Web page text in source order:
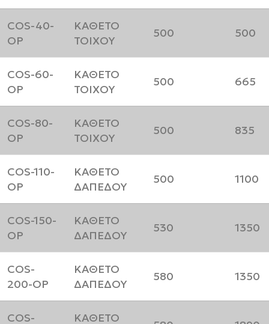
COS-40-
OP
ΚΑΘΕΤΟ
ΤΟΙΧΟΥ
500 500
COS-60-
OP
ΚΑΘΕΤΟ
ΤΟΙΧΟΥ
500 665
COS-80-
OP
ΚΑΘΕΤΟ
ΤΟΙΧΟΥ
500 835
COS-110-
OP
ΚΑΘΕΤΟ
ΔΑΠΕΔΟΥ
500 1100
COS-150-
OP
ΚΑΘΕΤΟ
ΔΑΠΕΔΟΥ
530 1350
COS-
200-OP
ΚΑΘΕΤΟ
ΔΑΠΕΔΟΥ
580 1350
COS- ΚΑΘΕΤΟ